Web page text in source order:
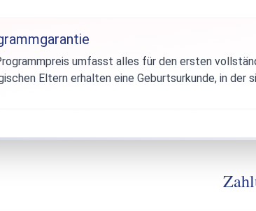
umfasst alles für den ersten
Eltern erhalten eine Geburtsurkunde, in der